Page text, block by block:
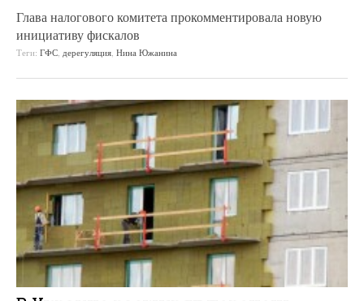
Глава налогового комитета прокомментировала новую
инициативу фискалов
Теги: ГФС, дерегуляция, Нина Южанина